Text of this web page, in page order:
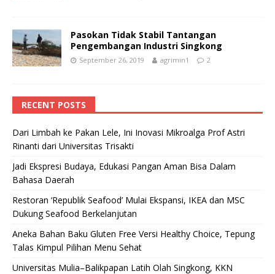
Pasokan Tidak Stabil Tantangan
Pengembangan Industri Singkong
September 26, 2019 agrimin1 2
RECENT POSTS
Dari Limbah ke Pakan Lele, Ini Inovasi Mikroalga Prof Astri
Rinanti dari Universitas Trisakti
Jadi Ekspresi Budaya, Edukasi Pangan Aman Bisa Dalam
Bahasa Daerah
Restoran ‘Republik Seafood’ Mulai Ekspansi, IKEA dan MSC
Dukung Seafood Berkelanjutan
Aneka Bahan Baku Gluten Free Versi Healthy Choice, Tepung
Talas Kimpul Pilihan Menu Sehat
Universitas Mulia–Balikpapan Latih Olah Singkong, KKN